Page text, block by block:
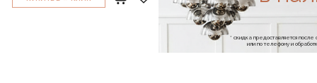
* скидка предоставляется
или по телефону и